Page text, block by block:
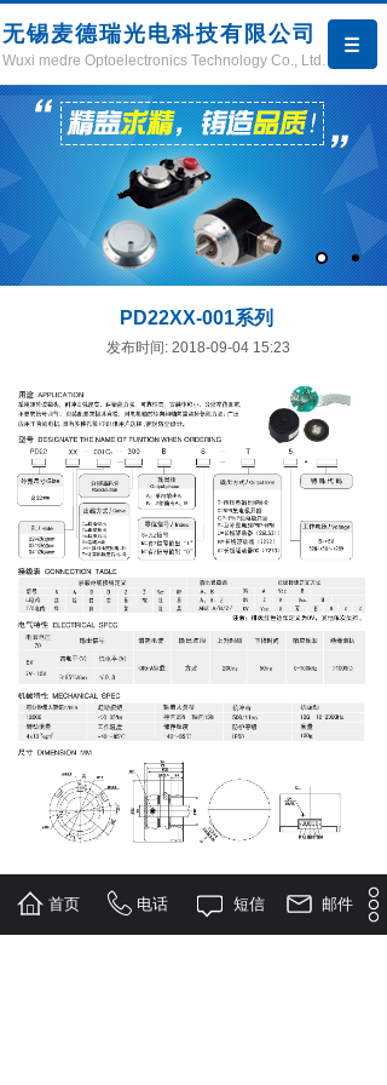
无锡麦德瑞光电科技有限公司
Wuxi medre Optoelectronics Technology Co., Ltd.
PD22XX-001系列
发布时间: 2018-09-04 15:23
上一个： PD30XX-C22......
下一个： MK90 大空心轴编......
产品中心
首页 电话 短信 邮件